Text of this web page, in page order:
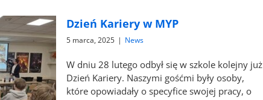
Dzień Kariery w MYP
5 marca, 2025 | News
W dniu 28 lutego odbył się w szkole kolejny już
Dzień Kariery. Naszymi gośćmi były osoby,
które opowiadały o specyfice swojej pracy, o